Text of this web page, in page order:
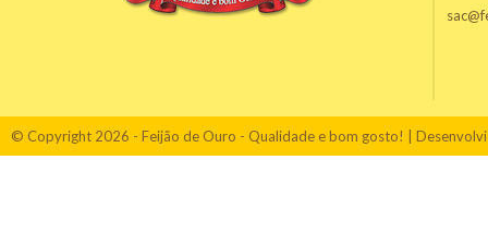
© Copyright 2026 - Feijão de Ouro - Qualidade e bom gosto! |